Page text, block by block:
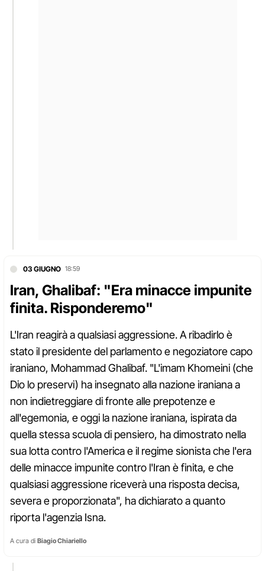
03 GIUGNO 18:59
Iran, Ghalibaf: "Era minacce impunite
finita. Risponderemo"
L'Iran reagirà a qualsiasi aggressione. A ribadirlo è
stato il presidente del parlamento e negoziatore capo
iraniano, Mohammad Ghalibaf. "L'imam Khomeini (che
Dio lo preservi) ha insegnato alla nazione iraniana a
non indietreggiare di fronte alle prepotenze e
all'egemonia, e oggi la nazione iraniana, ispirata da
quella stessa scuola di pensiero, ha dimostrato nella
sua lotta contro l'America e il regime sionista che l'era
delle minacce impunite contro l'Iran è finita, e che
qualsiasi aggressione riceverà una risposta decisa,
severa e proporzionata", ha dichiarato a quanto
riporta l'agenzia Isna.
A cura di Biagio Chiariello